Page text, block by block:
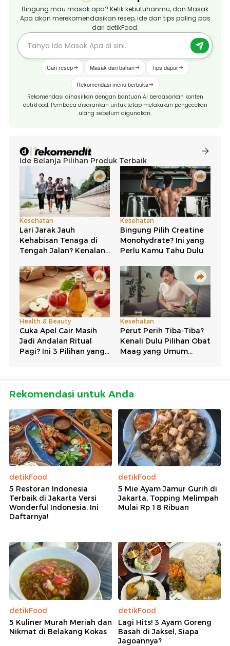
Bingung mau masak apa? Ketik kebutuhanmu, dan Masak
Apa akan merekomendasikan resep, ide dan tips paling pas
dari detikFood.
Cari resep Masak dari bahan Tips dapur
Rekomendasi menu berbuka
Rekomendasi dihasilkan dengan bantuan AI berdasarkan konten
detikFood. Pembaca disarankan untuk tetap melakukan pengecekan
ulang sebelum digunakan.
Rekomendasi untuk Anda
detikFood
5 Restoran Indonesia
Terbaik di Jakarta Versi
Wonderful Indonesia, Ini
Daftarnya!
detikFood
5 Mie Ayam Jamur Gurih di
Jakarta, Topping Melimpah
Mulai Rp 18 Ribuan
detikFood
5 Kuliner Murah Meriah dan
Nikmat di Belakang Kokas
detikFood
Lagi Hits! 3 Ayam Goreng
Basah di Jaksel, Siapa
Jagoannya?